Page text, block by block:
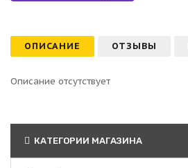
ОПИСАНИЕ ОТЗЫВЫ
Описание отсутствует
КАТЕГОРИИ МАГАЗИНА